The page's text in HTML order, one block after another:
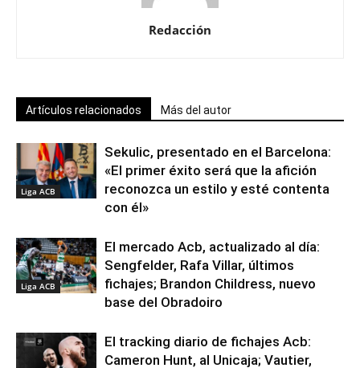
Redacción
Artículos relacionados Más del autor
Liga ACB
Sekulic, presentado en el Barcelona:
«El primer éxito será que la afición
reconozca un estilo y esté contenta
con él»
Liga ACB
El mercado Acb, actualizado al día:
Sengfelder, Rafa Villar, últimos
fichajes; Brandon Childress, nuevo
base del Obradoiro
El tracking diario de fichajes Acb:
Cameron Hunt, al Unicaja; Vautier,